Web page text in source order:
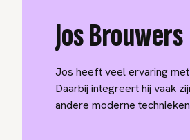
Jos Brouwers
Jos heeft veel ervaring
Daarbij integreert hij vaak
andere moderne